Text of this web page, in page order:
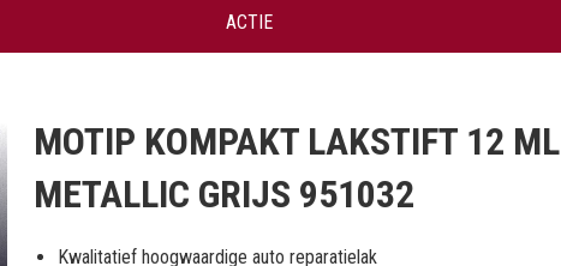
ACTIE
MOTIP KOMPAKT LAKSTIFT 12 ML
METALLIC GRIJS 951032
Kwalitatief hoogwaardige auto reparatielak